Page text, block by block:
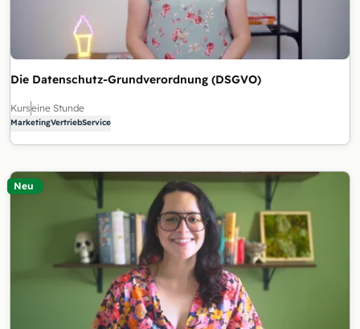
Die Datenschutz-Grundverordnung (DSGVO)
Kurseine Stunde
MarketingVertriebService
Neu